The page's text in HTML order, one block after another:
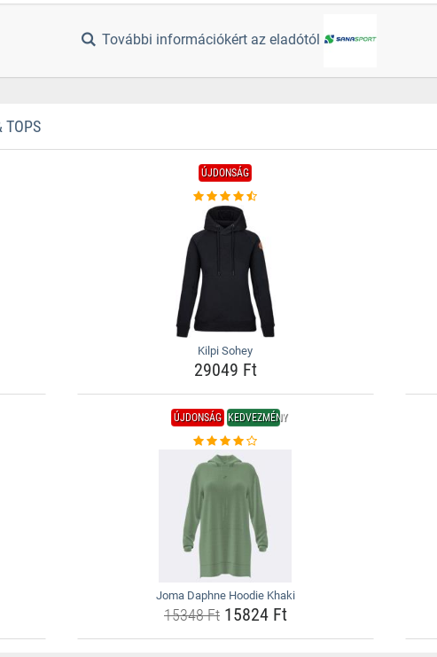
További információkért az eladótól
TOPS
ÚJDONSÁG
Kilpi Sohey
29049 Ft
ÚJDONSÁG KEDVEZMÉNY
Joma Daphne Hoodie Khaki
15348 Ft15824 Ft